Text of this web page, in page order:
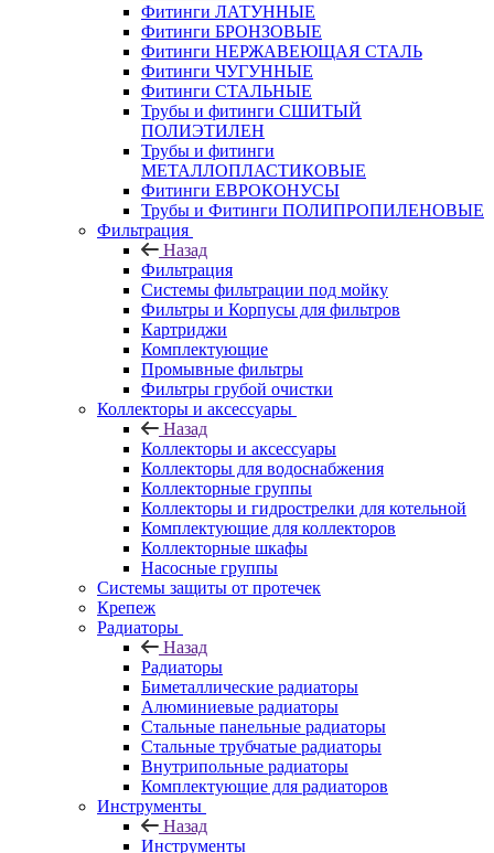
Фитинги ЛАТУННЫЕ
Фитинги БРОНЗОВЫЕ
Фитинги НЕРЖАВЕЮЩАЯ СТАЛЬ
Фитинги ЧУГУННЫЕ
Фитинги СТАЛЬНЫЕ
Трубы и фитинги СШИТЫЙ
ПОЛИЭТИЛЕН
Трубы и фитинги
МЕТАЛЛОПЛАСТИКОВЫЕ
Фитинги ЕВРОКОНУСЫ
Трубы и Фитинги ПОЛИПРОПИЛЕНОВЫЕ
Фильтрация
Назад
Фильтрация
Системы фильтрации под мойку
Фильтры и Корпусы для фильтров
Картриджи
Комплектующие
Промывные фильтры
Фильтры грубой очистки
Коллекторы и аксессуары
Назад
Коллекторы и аксессуары
Коллекторы для водоснабжения
Коллекторные группы
Коллекторы и гидрострелки для котельной
Комплектующие для коллекторов
Коллекторные шкафы
Насосные группы
Системы защиты от протечек
Крепеж
Радиаторы
Назад
Радиаторы
Биметаллические радиаторы
Алюминиевые радиаторы
Стальные панельные радиаторы
Стальные трубчатые радиаторы
Внутрипольные радиаторы
Комплектующие для радиаторов
Инструменты
Назад
Инструменты